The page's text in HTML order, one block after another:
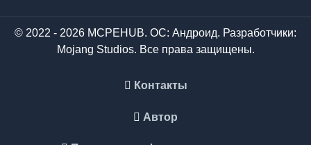
© 2022 - 2026 MCPEHUB. ОС: Андроид. Разработчики:
Mojang Studios. Все права защищены.
Контакты
Автор